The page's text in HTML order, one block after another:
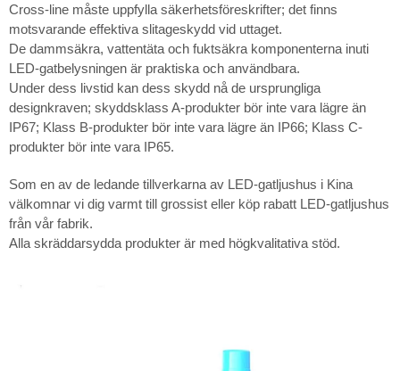
Cross-line måste uppfylla säkerhetsföreskrifter; det finns
motsvarande effektiva slitageskydd vid uttaget.
De dammsäkra, vattentäta och fuktsäkra komponenterna inuti
LED-gatbelysningen är praktiska och användbara.
Under dess livstid kan dess skydd nå de ursprungliga
designkraven; skyddsklass A-produkter bör inte vara lägre än
IP67; Klass B-produkter bör inte vara lägre än IP66; Klass C-
produkter bör inte vara IP65.
Som en av de ledande tillverkarna av LED-gatljushus i Kina
välkomnar vi dig varmt till grossist eller köp rabatt LED-gatljushus
från vår fabrik.
Alla skräddarsydda produkter är med högkvalitativa stöd.